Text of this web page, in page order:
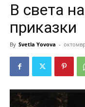
В света
приказки
By Svetla Yovova -